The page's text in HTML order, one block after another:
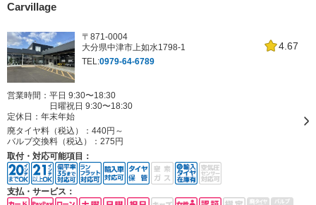
Carvillage
4.67
〒871-0004
大分県中津市上如水1798-1
TEL:0979-64-6789
営業時間：平日 9:30〜18:30
日曜祝日 9:30〜18:30
定休日： 年末年始
廃タイヤ料（税込）： 440円～
バルブ交換料（税込）： 275円
取付・対応可能項目：
支払・サービス：